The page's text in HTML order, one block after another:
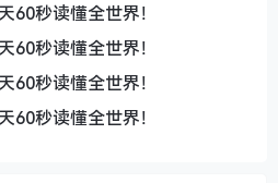
60秒读懂全世界！
60秒读懂全世界！
60秒读懂全世界！
60秒读懂全世界！